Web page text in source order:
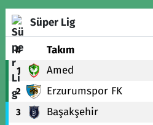
Süper Lig
# Takım
1 Amed
2 Erzurumspor FK
3 Başakşehir